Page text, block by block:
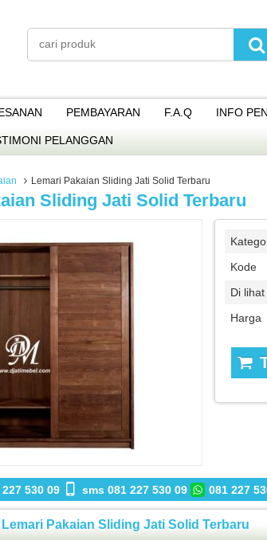
PEMBAYARAN F.A.Q INFO
PELANGGAN
Lemari Pakaian Sliding Jati Solid Terbaru
Sliding Jati Solid Terbaru
Kode
Di lihat
Harga
227 530 09 sms 081 227 530 09 081 227
Pakaian Sliding Jati Solid Terbaru